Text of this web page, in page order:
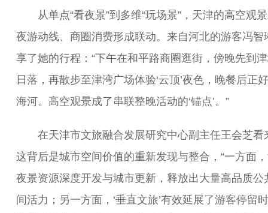
从单点“看夜景”到多维“玩场景”，天津的高空观
夜游动线、商圈消费形成联动。来自河北的游客冯智
享了她的行程：“下午在和平路商圈逛街，傍晚先到
日落，再散步至津湾广场体验‘云顶’夜色，晚餐后正
海河。高空观景成了串联整晚活动的‘锚点’。”
在天津市文旅融合发展研究中心副主任王会芝看
这背后是城市空间价值的重新发现与整合，“一方面
夜景资源深度开发与城市更新，释放出大量高品质公
间活力；另一方面，‘垂直文旅’有效延展了游客停留